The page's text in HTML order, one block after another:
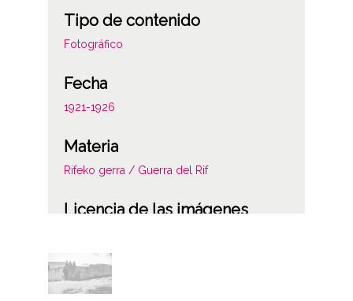
Tipo de contenido
Fotográfico
Fecha
1921-1926
Materia
Rifeko gerra / Guerra del Rif
Licencia de las imágenes